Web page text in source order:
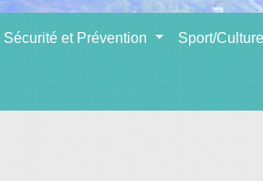
Sécurité et Prévention Sport/Culture